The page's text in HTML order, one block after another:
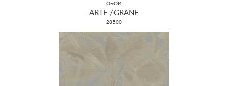
ОБОИ
ARTE /GRANE
28500